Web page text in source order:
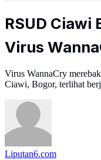
RSUD Ciawi
Virus
Virus WannaCry
Ciawi, Bogor, terlihat
Liputan6.com